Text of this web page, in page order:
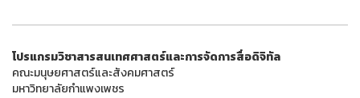
โปรแกรมวิชาสารสนเทศศาสตร์และการจัดการสื่อดิจิทัล
คณะมนุษยศาสตร์และสังคมศาสตร์
มหาวิทยาลัยกำแพงเพชร